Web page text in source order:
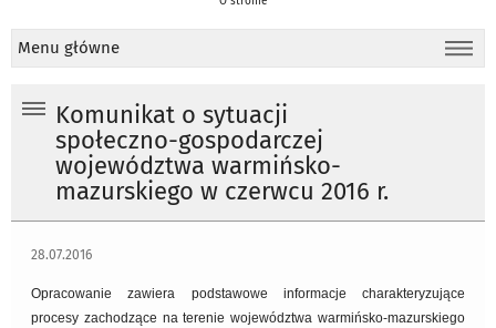
Menu główne
Komunikat o sytuacji
społeczno-gospodarczej
województwa warmińsko-
mazurskiego w czerwcu 2016 r.
28.07.2016
Opracowanie zawiera podstawowe informacje charakteryzujące
procesy zachodzące na terenie województwa warmińsko-mazurskiego